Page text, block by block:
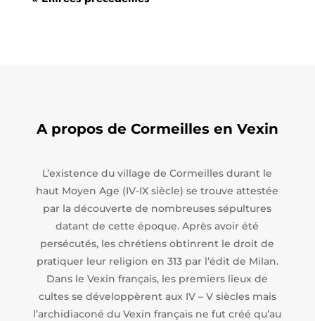
A propos de Cormeilles en Vexin
L’existence du village de Cormeilles durant le
haut Moyen Age (IV-IX siècle) se trouve attestée
par la découverte de nombreuses sépultures
datant de cette époque. Après avoir été
persécutés, les chrétiens obtinrent le droit de
pratiquer leur religion en 313 par l’édit de Milan.
Dans le Vexin français, les premiers lieux de
cultes se développèrent aux IV – V siècles mais
l’archidiaconé du Vexin français ne fut créé qu’au